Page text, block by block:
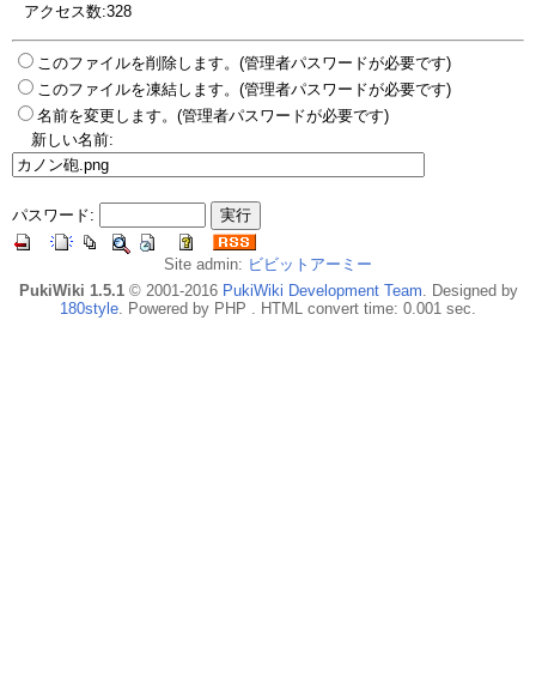
アクセス数:328
このファイルを削除します。(管理者パスワードが必要です)
このファイルを凍結します。(管理者パスワードが必要です)
名前を変更します。(管理者パスワードが必要です)
新しい名前:
パスワード:
Site admin: ビビットアーミー
PukiWiki 1.5.1© 2001-2016 PukiWiki Development Team. Designed by
180style. Powered by PHP . HTML convert time: 0.001 sec.